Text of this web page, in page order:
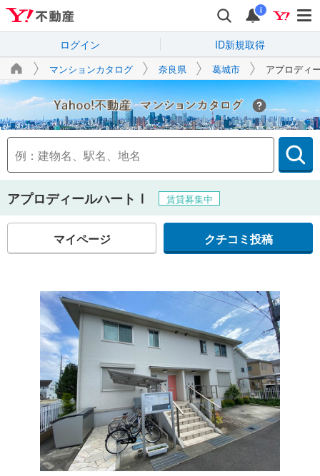
i
ログイン ID新規取得
マンションカタログ 奈良県 葛城市 アプロディ
Yahoo!不動産
アプロディールハートⅠ 賃貸募集中
マイページ クチコミ投稿